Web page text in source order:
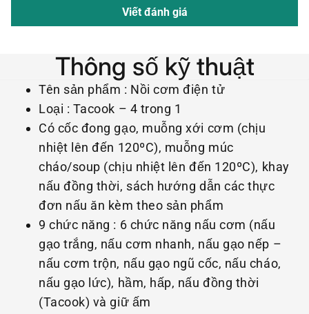
Viết đánh giá
Thông số kỹ thuật
Tên sản phẩm : Nồi cơm điện tử
Loại : Tacook – 4 trong 1
Có cốc đong gạo, muỗng xới cơm (chịu
nhiệt lên đến 120ºC), muỗng múc
cháo/soup (chịu nhiệt lên đến 120ºC), khay
nấu đồng thời, sách hướng dẫn các thực
đơn nấu ăn kèm theo sản phẩm
9 chức năng : 6 chức năng nấu cơm (nấu
gạo trắng, nấu cơm nhanh, nấu gạo nếp –
nấu cơm trộn, nấu gạo ngũ cốc, nấu cháo,
nấu gạo lức), hầm, hấp, nấu đồng thời
(Tacook) và giữ ấm